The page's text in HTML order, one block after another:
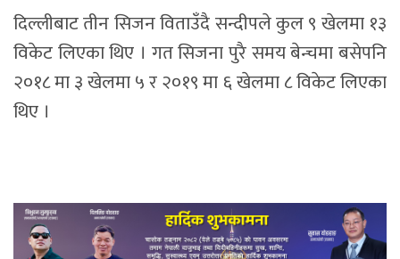
दिल्लीबाट तीन सिजन विताउँदै सन्दीपले कुल ९ खेलमा १३
विकेट लिएका थिए । गत सिजना पुरै समय बेन्चमा बसेपनि
२०१८ मा ३ खेलमा ५ र २०१९ मा ६ खेलमा ८ विकेट लिएका
थिए ।